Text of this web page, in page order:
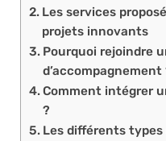
Les services
projets innovants
Pourquoi rejoindre
d’accompagnement
Comment intégrer
?
Les différents types